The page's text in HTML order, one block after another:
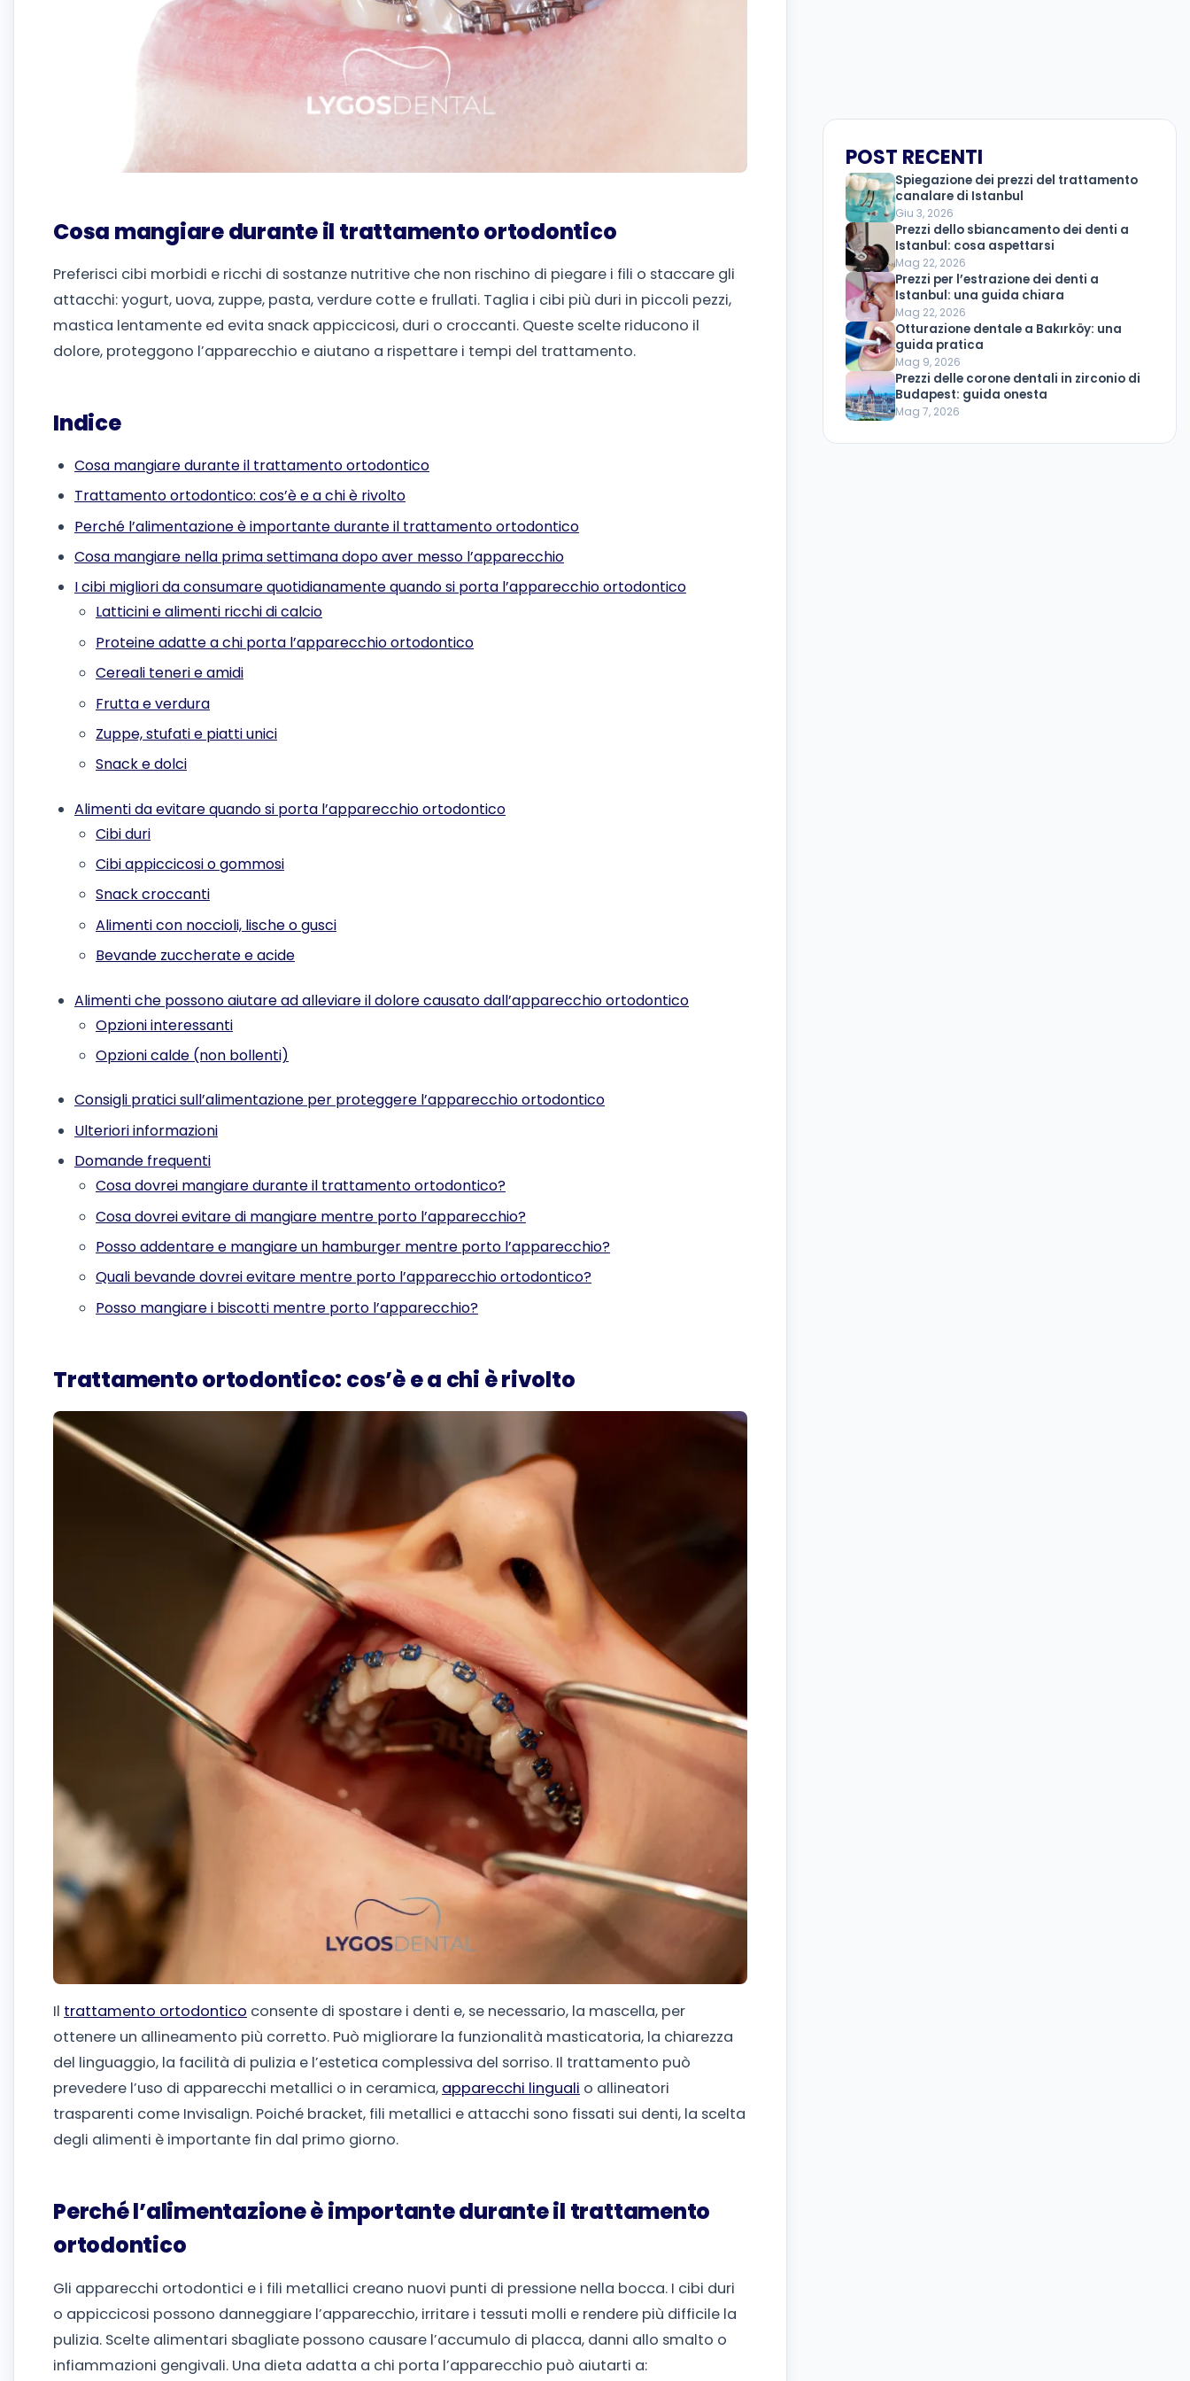
Cosa mangiare durante il trattamento ortodontico
Preferisci cibi morbidi e ricchi di sostanze nutritive che non rischino di piegare i fili o staccare gli
attacchi: yogurt, uova, zuppe, pasta, verdure cotte e frullati. Taglia i cibi più duri in piccoli pezzi,
mastica lentamente ed evita snack appiccicosi, duri o croccanti. Queste scelte riducono il
dolore, proteggono l’apparecchio e aiutano a rispettare i tempi del trattamento.
Indice
Cosa mangiare durante il trattamento ortodontico
Trattamento ortodontico: cos’è e a chi è rivolto
Perché l’alimentazione è importante durante il trattamento ortodontico
Cosa mangiare nella prima settimana dopo aver messo l’apparecchio
I cibi migliori da consumare quotidianamente quando si porta l’apparecchio ortodontico
Latticini e alimenti ricchi di calcio
Proteine adatte a chi porta l’apparecchio ortodontico
Cereali teneri e amidi
Frutta e verdura
Zuppe, stufati e piatti unici
Snack e dolci
Alimenti da evitare quando si porta l’apparecchio ortodontico
Cibi duri
Cibi appiccicosi o gommosi
Snack croccanti
Alimenti con noccioli, lische o gusci
Bevande zuccherate e acide
Alimenti che possono aiutare ad alleviare il dolore causato dall’apparecchio ortodontico
Opzioni interessanti
Opzioni calde (non bollenti)
Consigli pratici sull’alimentazione per proteggere l’apparecchio ortodontico
Ulteriori informazioni
Domande frequenti
Cosa dovrei mangiare durante il trattamento ortodontico?
Cosa dovrei evitare di mangiare mentre porto l’apparecchio?
Posso addentare e mangiare un hamburger mentre porto l’apparecchio?
Quali bevande dovrei evitare mentre porto l’apparecchio ortodontico?
Posso mangiare i biscotti mentre porto l’apparecchio?
Trattamento ortodontico: cos’è e a chi è rivolto
Il trattamento ortodontico consente di spostare i denti e, se necessario, la mascella, per
ottenere un allineamento più corretto. Può migliorare la funzionalità masticatoria, la chiarezza
del linguaggio, la facilità di pulizia e l’estetica complessiva del sorriso. Il trattamento può
prevedere l’uso di apparecchi metallici o in ceramica, apparecchi linguali o allineatori
trasparenti come Invisalign. Poiché bracket, fili metallici e attacchi sono fissati sui denti, la scelta
degli alimenti è importante fin dal primo giorno.
Perché l’alimentazione è importante durante il trattamento
ortodontico
Gli apparecchi ortodontici e i fili metallici creano nuovi punti di pressione nella bocca. I cibi duri
o appiccicosi possono danneggiare l’apparecchio, irritare i tessuti molli e rendere più difficile la
pulizia. Scelte alimentari sbagliate possono causare l’accumulo di placca, danni allo smalto o
infiammazioni gengivali. Una dieta adatta a chi porta l’apparecchio può aiutarti a:
POST RECENTI
Spiegazione dei prezzi del trattamento
canalare di Istanbul
Giu 3, 2026
Prezzi dello sbiancamento dei denti a
Istanbul: cosa aspettarsi
Mag 22, 2026
Prezzi per l’estrazione dei denti a
Istanbul: una guida chiara
Mag 22, 2026
Otturazione dentale a Bakırköy: una
guida pratica
Mag 9, 2026
Prezzi delle corone dentali in zirconio di
Budapest: guida onesta
Mag 7, 2026